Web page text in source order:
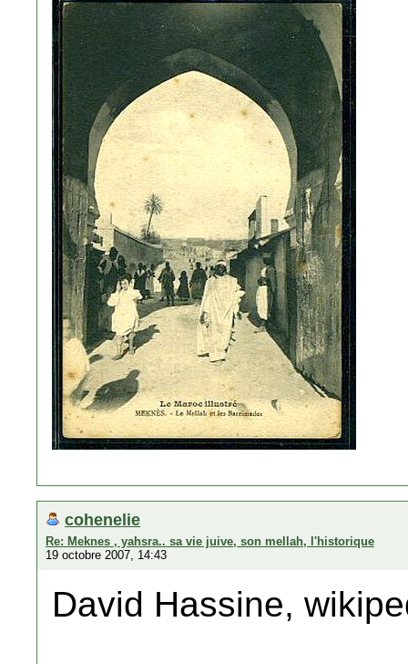
cohenelie
Re: Meknes , yahsra.. sa vie juive, son mellah, l'historique
19 octobre 2007, 14:43
David Hassine,